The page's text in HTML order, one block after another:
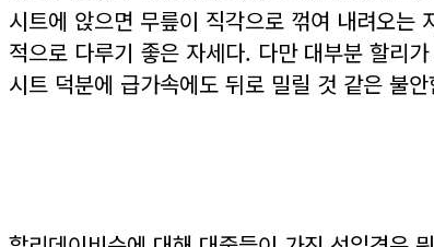
시트에 앉으면 무릎이 직각으로 꺾여 내려오는
적으로 다루기 좋은 자세다. 다만 대부분 할리
시트 덕분에 급가속에도 뒤로 밀릴 것 같은 불